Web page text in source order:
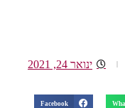
ינואר 24, 2021
Facebook